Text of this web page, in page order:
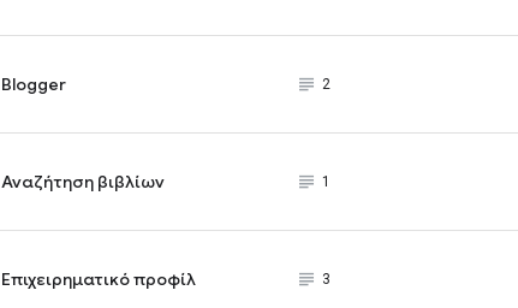
Blogger subject_black
2
Αναζήτηση βιβλίων subject_black
1
Επιχειρηματικό προφίλ subject_black
3